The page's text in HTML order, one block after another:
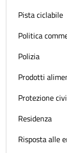
Pista ciclabile
Politica
Polizia
Prodotti
Protezione
Residenza
Risposta alle